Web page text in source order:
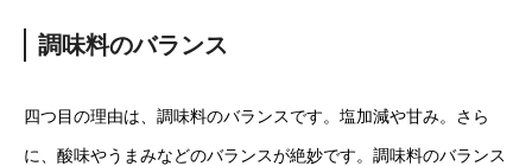
調味料のバランス
四つ目の理由は、調味料のバランスです。塩加減や甘み。さら
に、酸味やうまみなどのバランスが絶妙です。調味料のバランス